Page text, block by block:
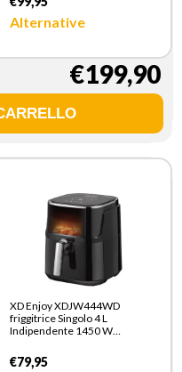
Alternative
€199,90
XD Enjoy XDJW444WD
friggitrice Singolo 4 L
Indipendente 1450 W
€79,95